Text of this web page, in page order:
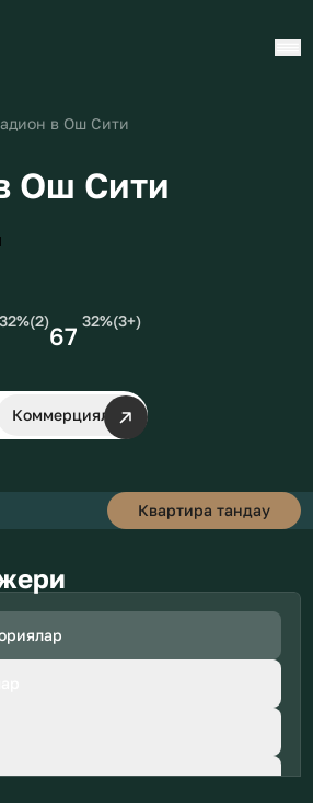
в Ош Сити
Ош Сити
32%(2)
67
32%(3+)
Коммерциялык
Квартира тандау